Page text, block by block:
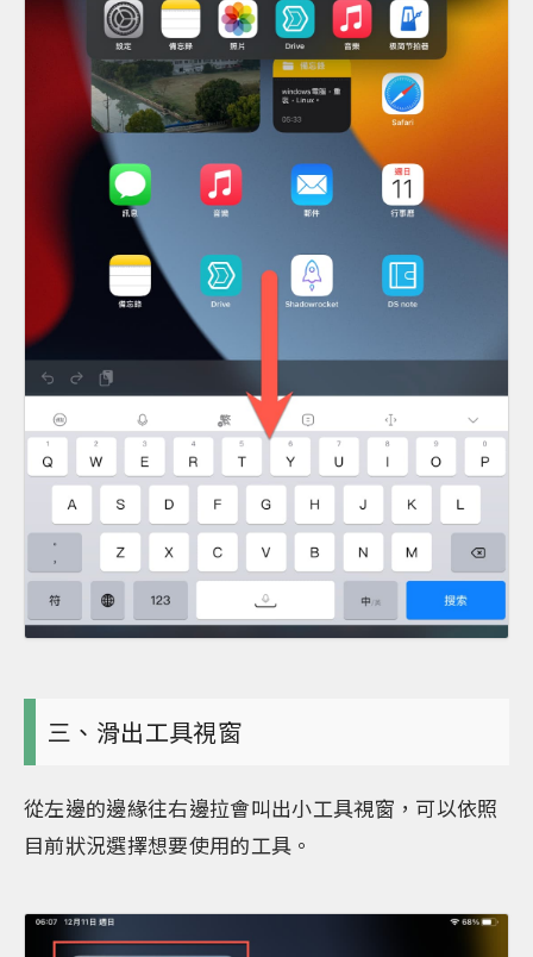
三、滑出工具視窗
從左邊的邊緣往右邊拉會叫出小工具視窗，可以依照
目前狀況選擇想要使用的工具。